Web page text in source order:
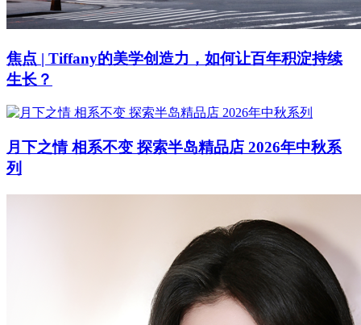
焦点 | Tiffany的美学创造力，如何让百年积淀持续
生长？
月下之情 相系不变 探索半岛精品店 2026年中秋系
列